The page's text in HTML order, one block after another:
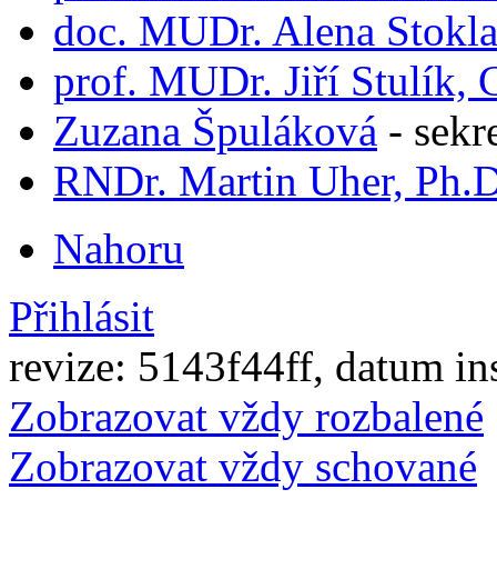
doc. MUDr. Alena
prof. MUDr. Jiří Stulík,
Zuzana Špuláková -
RNDr. Martin Uher,
Nahoru
Přihlásit
revize: 5143f44ff, datum
Zobrazovat vždy rozbalené
Zobrazovat vždy schované